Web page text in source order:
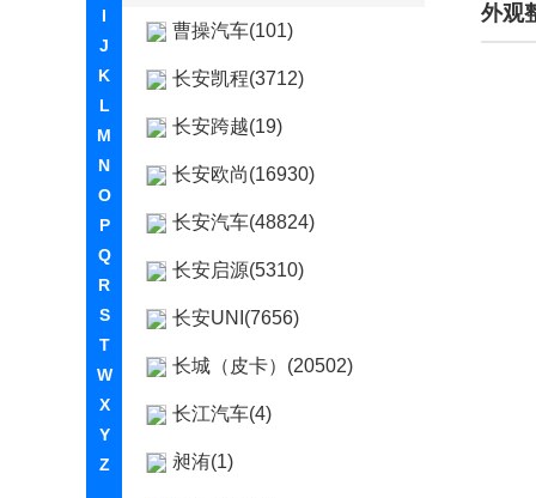
I
J
K
L
M
N
O
P
Q
R
S
T
W
X
Y
Z
曹操汽车(101)
长安凯程(3712)
长安跨越(19)
长安欧尚(16930)
长安汽车(48824)
长安启源(5310)
长安UNI(7656)
长城（皮卡）(20502)
长江汽车(4)
昶洧(1)
外观